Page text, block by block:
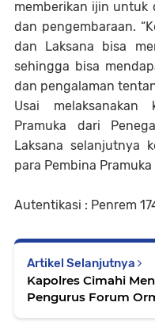
memberikan ijin untuk
dan pengembaraan.
dan Laksana bisa
sehingga bisa
dan pengalaman
Usai melaksanakan
Pramuka dari
Laksana selanjutnya
para Pembina Pramuka
Autentikasi : Penrem
Artikel Selanjutnya
Kapolres Cimahi
Pengurus Forum